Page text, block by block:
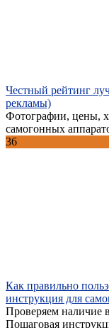
Честный рейтинг
рекламы)
Фотографии, цены,
самогонных
36
Как правильно
инструкция для
Проверяем наличие
Пошаговая